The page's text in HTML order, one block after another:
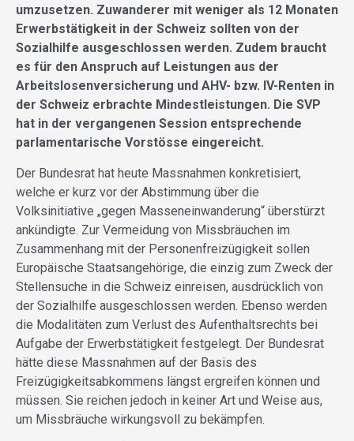
umzusetzen. Zuwanderer mit weniger als 12 Monaten
Erwerbstätigkeit in der Schweiz sollten von der
Sozialhilfe ausgeschlossen werden. Zudem braucht
es für den Anspruch auf Leistungen aus der
Arbeitslosenversicherung und AHV- bzw. IV-Renten in
der Schweiz erbrachte Mindestleistungen. Die SVP
hat in der vergangenen Session entsprechende
parlamentarische Vorstösse eingereicht.
Der Bundesrat hat heute Massnahmen konkretisiert,
welche er kurz vor der Abstimmung über die
Volksinitiative „gegen Masseneinwanderung“ überstürzt
ankündigte. Zur Vermeidung von Missbräuchen im
Zusammenhang mit der Personenfreizügigkeit sollen
Europäische Staatsangehörige, die einzig zum Zweck der
Stellensuche in die Schweiz einreisen, ausdrücklich von
der Sozialhilfe ausgeschlossen werden. Ebenso werden
die Modalitäten zum Verlust des Aufenthaltsrechts bei
Aufgabe der Erwerbstätigkeit festgelegt. Der Bundesrat
hätte diese Massnahmen auf der Basis des
Freizügigkeitsabkommens längst ergreifen können und
müssen. Sie reichen jedoch in keiner Art und Weise aus,
um Missbräuche wirkungsvoll zu bekämpfen.